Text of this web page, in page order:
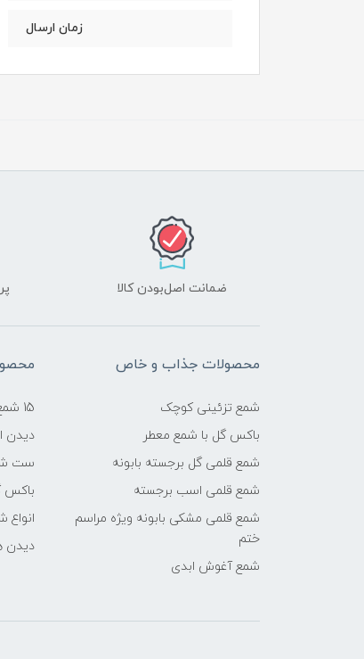
زمان ارسال
ضمانت اصل‌بودن کالا
محصولات جذاب و خاص
شمع تزئینی کوچک
باکس گل با شمع معطر
شمع قلمی گل برجسته بابونه
شمع قلمی اسب برجسته
شمع قلمی مشکی بابونه ویژه مراسم
ختم
شمع آغوش ابدی
15 شمع فانتزی شیک
دیدن
ست
باکس
انواع
دیدن